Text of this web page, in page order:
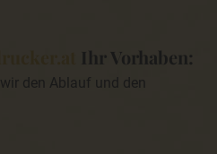
Ihr Vorhaben:
den Ablauf und den
Verantwortliche unterliegt,
oder läuft eine vom
Verordnungsgeber oder einem